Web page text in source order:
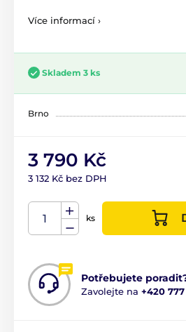
Více informací ›
Skladem 3 ks
Brno
3 790 Kč
3 132 Kč bez DPH
ks
Potřebujete
Zavolejte na +420 777